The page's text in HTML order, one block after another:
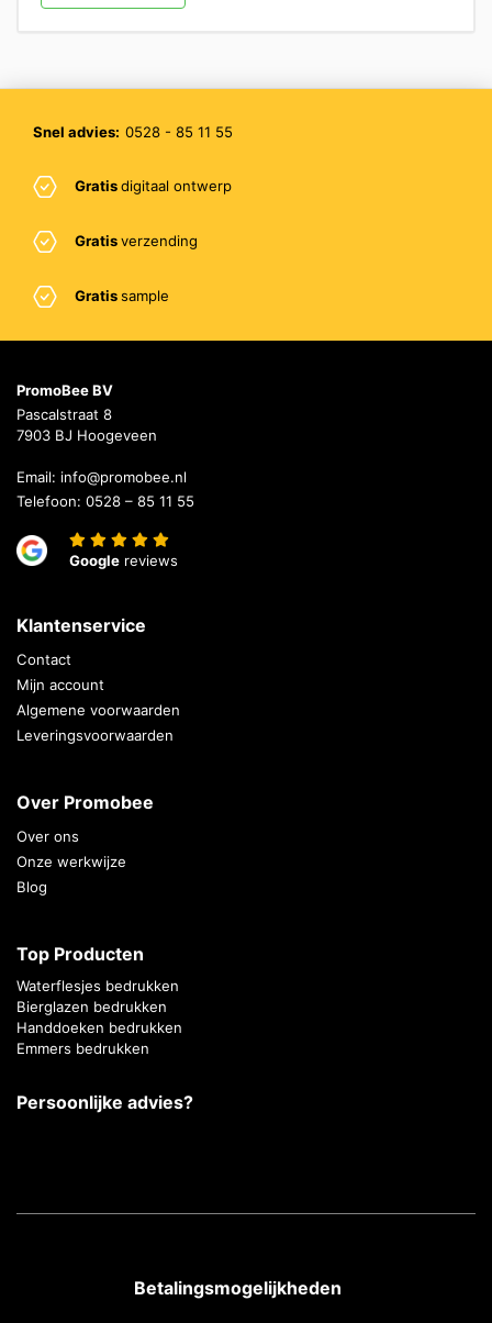
Snel advies: 0528 - 85 11 55
Gratisdigitaal ontwerp
Gratisverzending
Gratissample
PromoBee BV
Pascalstraat 8
7903 BJ Hoogeveen
Email: info@promobee.nl
Telefoon: 0528 – 85 11 55
Google reviews
Klantenservice
Contact
Mijn account
Algemene voorwaarden
Leveringsvoorwaarden
Over Promobee
Over ons
Onze werkwijze
Blog
Top Producten
Waterflesjes bedrukken
Bierglazen bedrukken
Handdoeken bedrukken
Emmers bedrukken
Persoonlijke advies?
Betalingsmogelijkheden